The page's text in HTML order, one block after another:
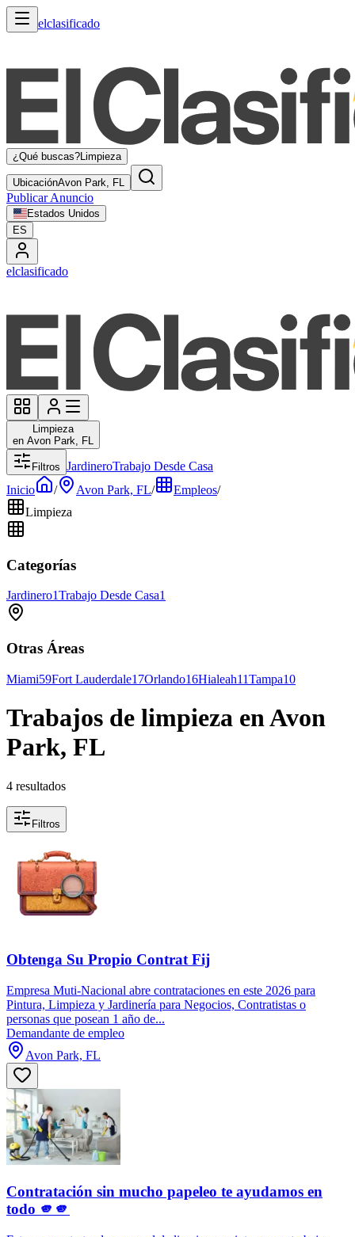
elclasificado
¿Qué buscas?Limpieza
UbicaciónAvon Park, FL
Publicar Anuncio
Estados Unidos
ES
elclasificado
Limpieza
en Avon Park, FL
Filtros JardineroTrabajo Desde Casa
Inicio
/ Avon Park, FL/ Empleos/
Limpieza
Categorías
Jardinero1Trabajo Desde Casa1
Otras Áreas
Miami59Fort Lauderdale17Orlando16Hialeah11Tampa10
Trabajos de limpieza en Avon
Park, FL
4 resultados
Filtros
Obtenga Su Propio Contrat Fij
Empresa Muti-Nacional abre contrataciones en este 2026 para
Pintura, Limpieza y Jardinería para Negocios, Contratistas o
personas que posean 1 año de...
Demandante de empleo
Avon Park, FL
Contratación sin mucho papeleo te ayudamos en
todo 🫵🫵